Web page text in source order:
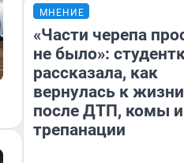
МНЕНИЕ
«Части черепа
не было»:
рассказала, как
вернулась к жизни
после ДТП, комы и
трепанации